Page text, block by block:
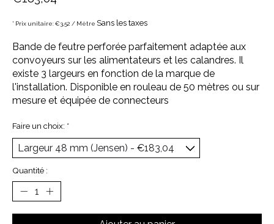
* Prix unitaire: €3,52 / Mètre Sans les taxes
Bande de feutre perforée parfaitement adaptée aux
convoyeurs sur les alimentateurs et les calandres. Il
existe 3 largeurs en fonction de la marque de
l'installation. Disponible en rouleau de 50 mètres ou sur
mesure et équipée de connecteurs
Faire un choix: *
Quantité :